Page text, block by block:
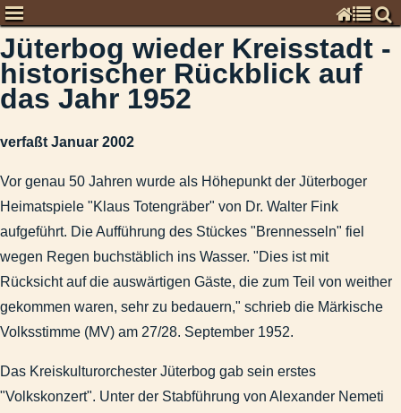
Chronisten
Kommentare zur Zeitgeschichte
Garnisongeschichte
Beiträge zur Stadtgeschichte
1704 - Jüterbog vor 300 Jahren
Das Jahr 2003 im historischen Rückblick - was geschah vor
Die Bodenreform 1945/48 als Akt der Bilderstürmerei
Historischer Rückblick für das Jahr 2009
Historischer Rückblick für das Jahr 2010
Jüterbog vor 100 Jahren – Ein Rückblick auf das Jahr 1908
Jüterbog wieder Kreisstadt -
historischer Rückblick auf
das Jahr 1952
verfaßt Januar 2002
Vor genau 50 Jahren wurde als Höhepunkt der Jüterboger
Heimatspiele "Klaus Totengräber" von Dr. Walter Fink
aufgeführt. Die Aufführung des Stückes "Brennesseln" fiel
wegen Regen buchstäblich ins Wasser. "Dies ist mit
Rücksicht auf die auswärtigen Gäste, die zum Teil von weither
gekommen waren, sehr zu bedauern," schrieb die Märkische
Volksstimme (MV) am 27/28. September 1952.
Das Kreiskulturorchester Jüterbog gab sein erstes
"Volkskonzert". Unter der Stabführung von Alexander Nemeti